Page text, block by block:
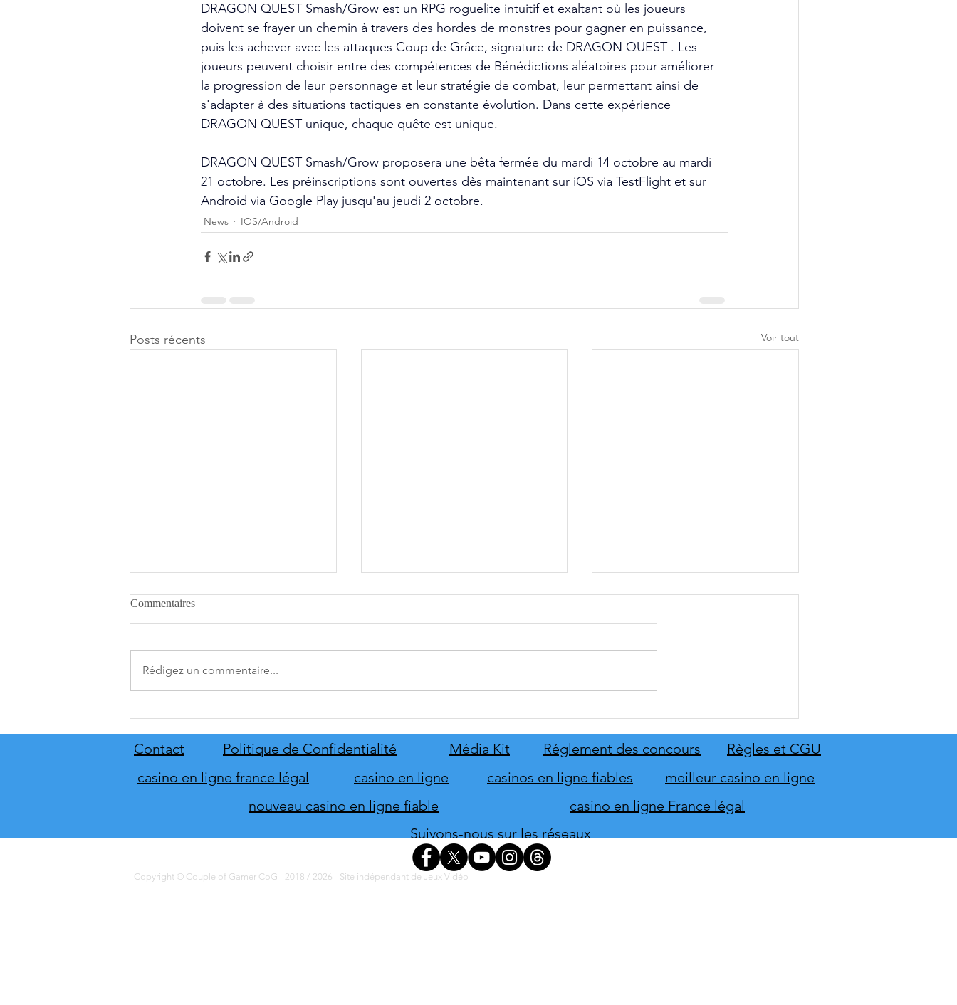
DRAGON QUEST Smash/Grow est un RPG roguelite intuitif et exaltant où les joueurs
doivent se frayer un chemin à travers des hordes de monstres pour gagner en puissance,
puis les achever avec les attaques Coup de Grâce, signature de DRAGON QUEST . Les
joueurs peuvent choisir entre des compétences de Bénédictions aléatoires pour améliorer
la progression de leur personnage et leur stratégie de combat, leur permettant ainsi de
s'adapter à des situations tactiques en constante évolution. Dans cette expérience
DRAGON QUEST unique, chaque quête est unique.
DRAGON QUEST Smash/Grow proposera une bêta fermée du mardi 14 octobre au mardi
21 octobre. Les préinscriptions sont ouvertes dès maintenant sur iOS via TestFlight et sur
Android via Google Play jusqu'au jeudi 2 octobre.
News IOS/Android
Posts récents Voir tout
du direct de THQ Nordic
lancement
novembre
Commentaires
Rédigez un commentaire...
Contact Politique de Confidentialité Média Kit Règles et CGU
Réglement des concours
casino en ligne france légal
meilleur casino en ligne
casino en ligne
casinos en ligne fiables
nouveau casino en ligne fiable
casino en ligne France légal
Suivons-nous sur les réseaux
Copyright © Couple of Gamer CoG - 2018 / 2026 - Site indépendant de Jeux Vidéo